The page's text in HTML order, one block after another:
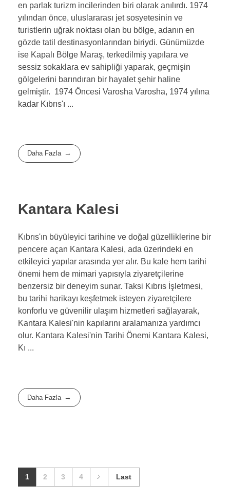
en parlak turizm incilerinden biri olarak anılırdı. 1974
yılından önce, uluslararası jet sosyetesinin ve
turistlerin uğrak noktası olan bu bölge, adanın en
gözde tatil destinasyonlarından biriydi. Günümüzde
ise Kapalı Bölge Maraş, terkedilmiş yapılara ve
sessiz sokaklara ev sahipliği yaparak, geçmişin
gölgelerini barındıran bir hayalet şehir haline
gelmiştir. 1974 Öncesi Varosha Varosha, 1974 yılına
kadar Kıbrıs'ı ...
Daha Fazla
Kantara Kalesi
Kıbrıs'ın büyüleyici tarihine ve doğal güzelliklerine bir
pencere açan Kantara Kalesi, ada üzerindeki en
etkileyici yapılar arasında yer alır. Bu kale hem tarihi
önemi hem de mimari yapısıyla ziyaretçilerine
benzersiz bir deneyim sunar. Taksi Kıbrıs İşletmesi,
bu tarihi harikayı keşfetmek isteyen ziyaretçilere
konforlu ve güvenilir ulaşım hizmetleri sağlayarak,
Kantara Kalesi'nin kapılarını aralamanıza yardımcı
olur. Kantara Kalesi'nin Tarihi Önemi Kantara Kalesi,
Kı ...
Daha Fazla
1 2 3 4 Last